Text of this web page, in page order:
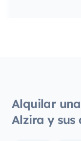
Alquilar
Alzira y sus